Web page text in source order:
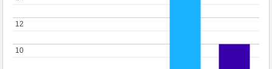
10
10
12
12